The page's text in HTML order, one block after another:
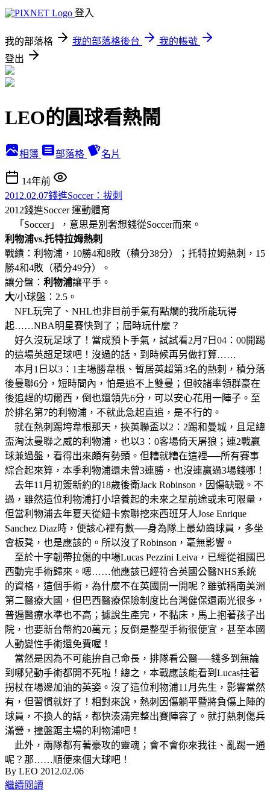
登入
我的部落格 我的部落格後台
我的帳號
登出
LEO的圓球看熱鬧
相簿 部落格 名片
14年前
2012.02.07錢進Soccer：拔刺
2012錢進Soccer運動體育
「Soccer」，意思是別奢想錢從Soccer而來。
利物浦vs.托特拉姆熱刺
戰績：利物浦，10勝4和8敗（積分38分）；托特拉姆熱刺，15
勝4和4敗（積分49分）。
讓分盤： 利物浦讓平手。
大/小球盤：2.5。
NFL玩完了、NHL也非目前手氣有點爛的我所能玩得
起……NBA明星賽快到了；屆時玩什麼？
好久沒玩足球了！當成預卜手氣，試試看2月7日04：00開踢
的這場英超足球吧！沒過的話，到時候再另做打算……
本月1日以3：1主場勝韋根、暫居英超第3名的熱刺，積分落
後曼聯6分，短時間內，怕是追不上雙曼；但較諸率領群豪在
後追趕的切爾西，倒也還領先6分，可以安心花用一陣子。至
於排名第7的利物浦，不就此急起直追，是不行的。
就在熱刺踢垮韋根那天，挾英聯盃以2：2踢和曼城，且足總
盃淘汰曼聯之威的利物浦，也以3：0客場倚天屠狼；連2戰贏
球兼過盤，看得出來頗有勢頭。但糟就糟在這裡──所有賽事
綜合起來算，本季利物浦還未曾3連勝，也沒連贏過3場錢哪！
去年11月初簽新約的18歲後衛Jack Robinson，因傷缺戰。不
過，雖然這位利物浦打小培養起的未來之星前途或未可限量，
但當利物浦去年夏天從紐卡索聯挖來西班牙人Jose Enrique
Sanchez Diaz時，便該心裡有數──身為隊上最幼齒球員，多坐
會板凳，也是應該的。所以沒了Robinson，毫無影響。
至於十字韌帶拉傷的中場Lucas Pezzini Leiva，已經從祖國巴
西動完手術歸來。嗯……他應該已經符合英國公醫NHS系統
的資格，這個手術，為什麼不在英國開一開呢？雖號稱南美洲
第二醫療大國，但巴西醫療保險制度比台灣健保還兩光很多，
普遍醫療水準也不高；據說生產完，不黏床，馬上抱著孩子出
院，也要新台幣約20萬元；反倒是整型手術很便宜，甚至本國
人動變性手術還免費喔！
當然是因為不可能拚自己命長，排隊看公醫──錢多到無論
到哪兒動手術都開不死啦！總之，本戰應該能看到Lucas拄著
拐杖在場邊加油的英姿。沒了這位利物浦11月先生，影響當然
有，但習慣就好了！相對來說，熱刺因傷躺平暨將負傷上陣的
球員，不換人的話，都快湊滿完整出賽陣容了。就打熱刺傷兵
滿營，撞盤踞主場的利物浦吧！
此外，兩隊都有著豪攻的靈魂；會不會你來我往、亂踢一通
呢？那……順便來個大球吧！
By LEO 2012.02.06
繼續閱讀